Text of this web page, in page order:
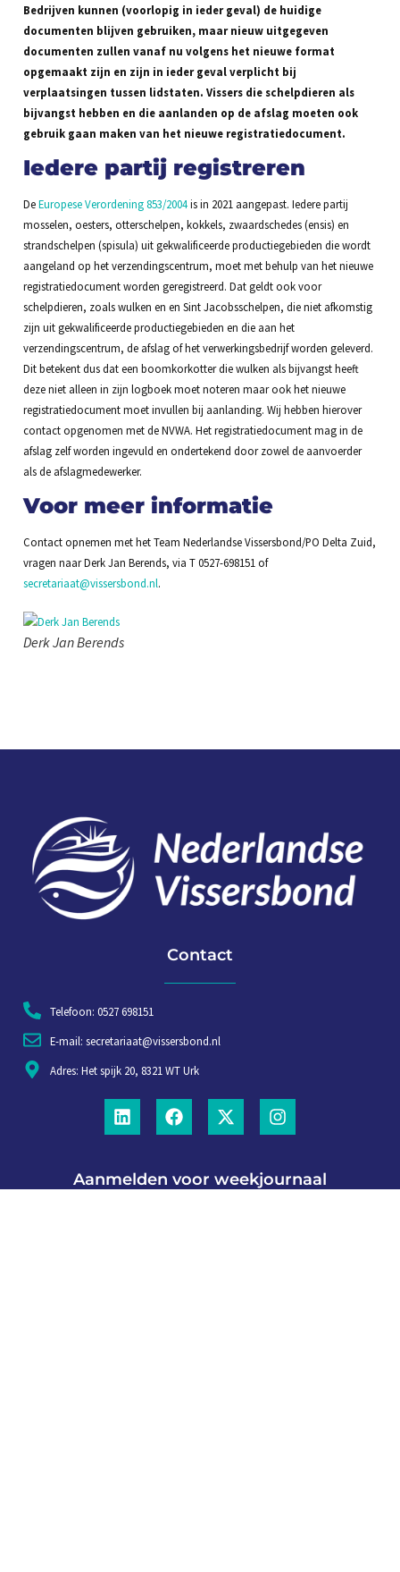
Bedrijven kunnen (voorlopig in ieder geval) de huidige
documenten blijven gebruiken, maar nieuw uitgegeven
documenten zullen vanaf nu volgens het nieuwe format
opgemaakt zijn en zijn in ieder geval verplicht bij
verplaatsingen tussen lidstaten. Vissers die schelpdieren als
bijvangst hebben en die aanlanden op de afslag moeten ook
gebruik gaan maken van het nieuwe registratiedocument.
Iedere partij registreren
DeEuropese Verordening 853/2004is in 2021 aangepast. Iedere partij
mosselen, oesters, otterschelpen, kokkels, zwaardschedes (ensis) en
strandschelpen (spisula) uit gekwalificeerde productiegebieden die wordt
aangeland op het verzendingscentrum, moet met behulp van het nieuwe
registratiedocument worden geregistreerd. Dat geldt ook voor
schelpdieren, zoals wulken en en Sint Jacobsschelpen, die niet afkomstig
zijn uit gekwalificeerde productiegebieden en die aan het
verzendingscentrum, de afslag of het verwerkingsbedrijf worden geleverd.
Dit betekent dus dat een boomkorkotter die wulken als bijvangst heeft
deze niet alleen in zijn logboek moet noteren maar ook het nieuwe
registratiedocument moet invullen bij aanlanding. Wij hebben hierover
contact opgenomen met de NVWA. Het registratiedocument mag in de
afslag zelf worden ingevuld en ondertekend door zowel de aanvoerder
als de afslagmedewerker.
Voor meer informatie
Contact opnemen met het Team Nederlandse Vissersbond/PO Delta Zuid,
vragen naar Derk Jan Berends, via T 0527-698151 of
secretariaat@vissersbond.nl.
Derk Jan Berends
Contact
Telefoon: 0527 698151
E-mail: secretariaat@vissersbond.nl
Adres: Het spijk 20, 8321 WT Urk
Aanmelden voor weekjournaal